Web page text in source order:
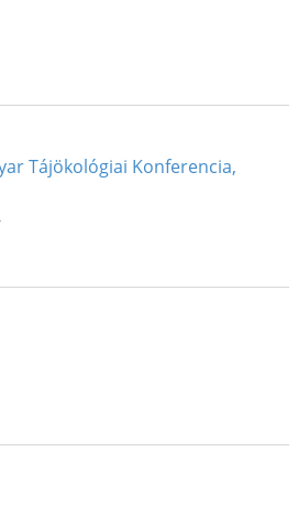
Tájökológiai Konferencia,